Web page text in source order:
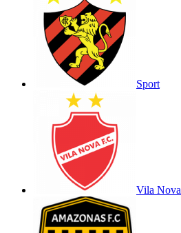
Sport
Vila Nova